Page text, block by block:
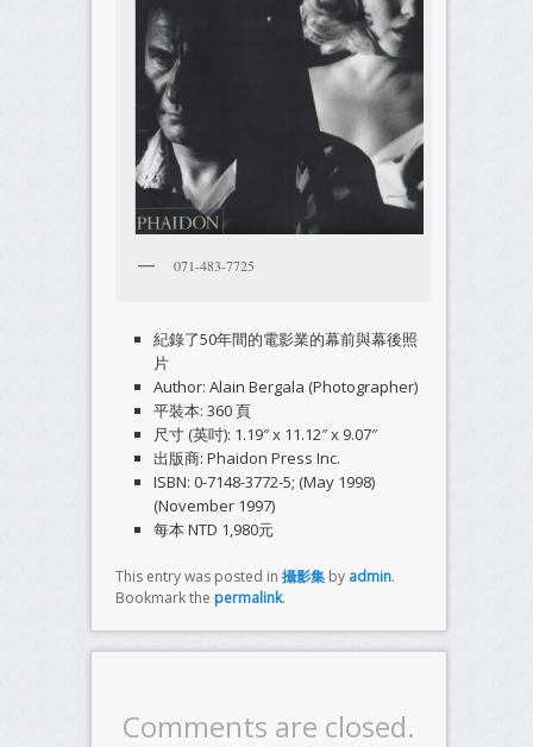
071-483-7725
紀錄了50年間的電影業的幕前與幕後照
片
Author: Alain Bergala (Photographer)
平裝本: 360 頁
尺寸 (英吋): 1.19″ x 11.12″ x 9.07″
出版商: Phaidon Press Inc.
ISBN: 0-7148-3772-5; (May 1998)
(November 1997)
每本 NTD 1,980元
This entry was posted in 攝影集by admin.
Bookmark the permalink.
Comments are closed.